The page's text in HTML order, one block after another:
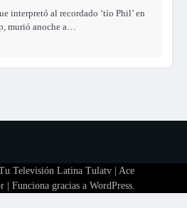
interpretó al recordado ‘tío Phil’ en
murió anoche a…
Televisión Latina Tulatv| Ace
| Funciona gracias a WordPress